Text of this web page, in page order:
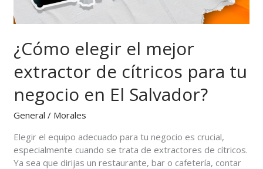
¿Cómo elegir el mejor
extractor de cítricos para tu
negocio en El Salvador?
General / Morales
Elegir el equipo adecuado para tu negocio es crucial,
especialmente cuando se trata de extractores de cítricos.
Ya sea que dirijas un restaurante, bar o cafetería, contar
negocio
en
Salvador?